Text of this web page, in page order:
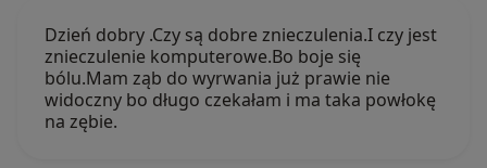
Dzień dobry .Czy są dobre znieczulenia.I czy jest
znieczulenie komputerowe.Bo boje się
bólu.Mam ząb do wyrwania już prawie nie
widoczny bo długo czekałam i ma taka powłokę
na zębie.